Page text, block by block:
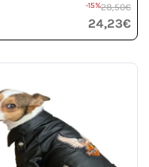
-15%28,50€
24,23€